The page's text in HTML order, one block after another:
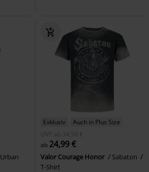
Urban
Exklusiv
Auch in Plus Size
UVP
ab
34,99 €
ab 24,99 €
Valor Courage Honor
Sabaton
T-Shirt